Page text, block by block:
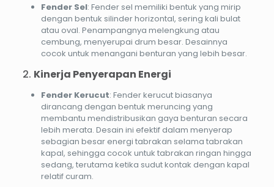
Fender Sel: Fender sel memiliki bentuk yang mirip
dengan bentuk silinder horizontal, sering kali bulat
atau oval. Penampangnya melengkung atau
cembung, menyerupai drum besar. Desainnya
cocok untuk menangani benturan yang lebih besar.
2. Kinerja Penyerapan Energi
Fender Kerucut: Fender kerucut biasanya
dirancang dengan bentuk meruncing yang
membantu mendistribusikan gaya benturan secara
lebih merata. Desain ini efektif dalam menyerap
sebagian besar energi tabrakan selama tabrakan
kapal, sehingga cocok untuk tabrakan ringan hingga
sedang, terutama ketika sudut kontak dengan kapal
relatif curam.